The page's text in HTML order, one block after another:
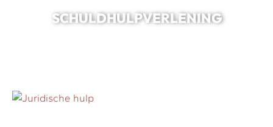
SCHULDHULPVERLENING